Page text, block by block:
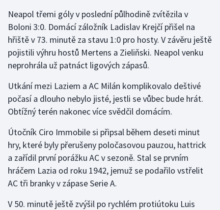
Neapol třemi góly v poslední půlhodině zvítězila v
Boloni 3:0. Domácí záložník Ladislav Krejčí přišel na
hřiště v 73. minutě za stavu 1:0 pro hosty. V závěru ještě
pojistili výhru hostů Mertens a Zieliňski. Neapol venku
neprohrála už patnáct ligových zápasů.
Utkání mezi Laziem a AC Milán komplikovalo deštivé
počasí a dlouho nebylo jisté, jestli se vůbec bude hrát.
Obtížný terén nakonec více svědčil domácím.
Útočník Ciro Immobile si připsal během deseti minut
hry, které byly přerušeny poločasovou pauzou, hattrick
a zařídil první porážku AC v sezoně. Stal se prvním
hráčem Lazia od roku 1942, jemuž se podařilo vstřelit
AC tři branky v zápase Serie A.
V 50. minutě ještě zvýšil po rychlém protiútoku Luis